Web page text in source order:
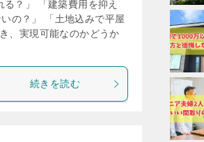
？」 「建築費用を抑え
の？」 「土地込みで平屋
、実現可能なのかどうか
続きを読む